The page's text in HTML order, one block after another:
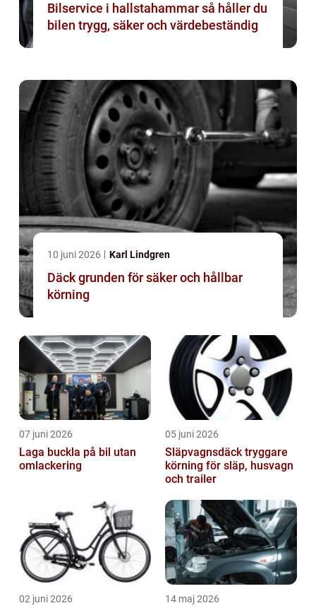
Bilservice i hallstahammar så håller du
bilen trygg, säker och värdebeständig
10 juni 2026 Karl Lindgren
Däck grunden för säker och hållbar
körning
07 juni 2026
Laga buckla på bil utan
omlackering
05 juni 2026
Släpvagnsdäck tryggare
körning för släp, husvagn
och trailer
02 juni 2026 14 maj 2026